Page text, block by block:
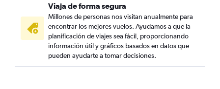
Viaja de forma segura
Millones de personas nos visitan anualmente para
encontrar los mejores vuelos. Ayudamos a que la
planificación de viajes sea fácil, proporcionando
información útil y gráficos basados en datos que
pueden ayudarte a tomar decisiones.